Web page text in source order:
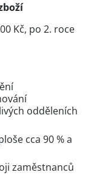
Kč, po 2. roce
odděleních
cca 90 % a
zaměstnanců